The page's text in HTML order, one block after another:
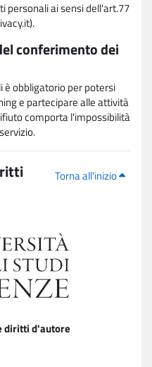
personali ai sensi dell'art.77
conferimento dei
è obbligatorio per potersi
e partecipare alle attività
comporta l'impossibilità
Torna all'inizio
diritti d'autore